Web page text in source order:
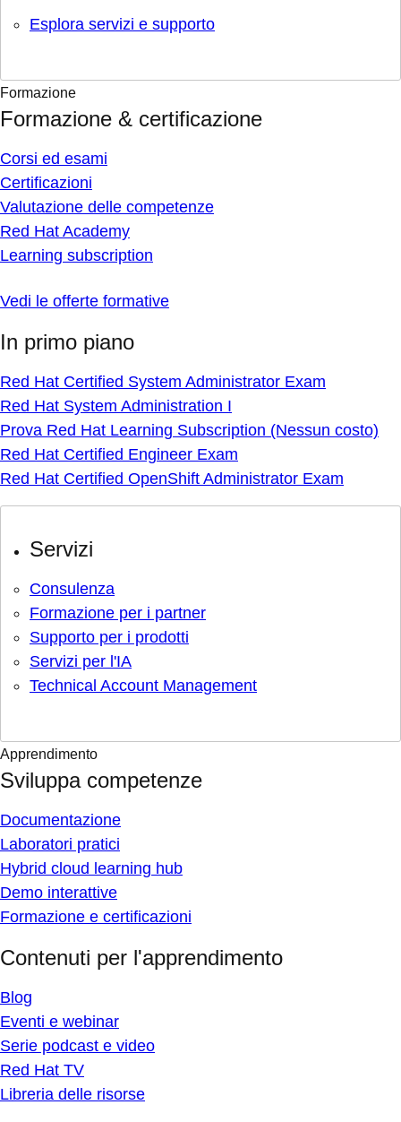
Esplora servizi e supporto
Formazione
Formazione & certificazione
Corsi ed esami
Certificazioni
Valutazione delle competenze
Red Hat Academy
Learning subscription
Vedi le offerte formative
In primo piano
Red Hat Certified System Administrator Exam
Red Hat System Administration I
Prova Red Hat Learning Subscription (Nessun costo)
Red Hat Certified Engineer Exam
Red Hat Certified OpenShift Administrator Exam
Servizi
Consulenza
Formazione per i partner
Supporto per i prodotti
Servizi per l'IA
Technical Account Management
Apprendimento
Sviluppa competenze
Documentazione
Laboratori pratici
Hybrid cloud learning hub
Demo interattive
Formazione e certificazioni
Contenuti per l'apprendimento
Blog
Eventi e webinar
Serie podcast e video
Red Hat TV
Libreria delle risorse